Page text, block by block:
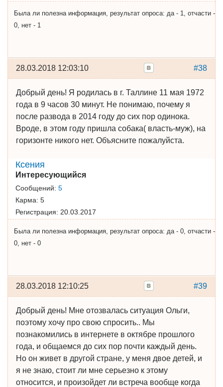
Была ли полезна информация, результат опроса: да - 1, отчасти -
0, нет - 1
#38
28.03.2018 12:03:10
Добрый день! Я родилась в г. Таллине 11 мая 1972
года в 9 часов 30 минут. Не понимаю, почему я
после развода в 2014 году до сих пор одинока.
Вроде, в этом году пришла собака( власть-муж), на
горизонте никого нет. Объясните пожалуйста.
Ксения
Интересующийся
Сообщений: 5
Карма: 5
Регистрация: 20.03.2017
Была ли полезна информация, результат опроса: да - 0, отчасти -
0, нет - 0
#39
28.03.2018 12:10:25
Добрый день! Мне отозвалась ситуация Ольги,
поэтому хочу про свою спросить.. Мы
познакомились в интернете в октябре прошлого
года, и общаемся до сих пор почти каждый день.
Но он живет в другой стране, у меня двое детей, и
я не знаю, стоит ли мне серьезно к этому
относится, и произойдет ли встреча вообще когда